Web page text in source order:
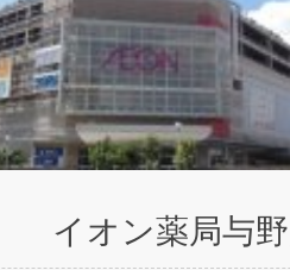
イオン薬局与